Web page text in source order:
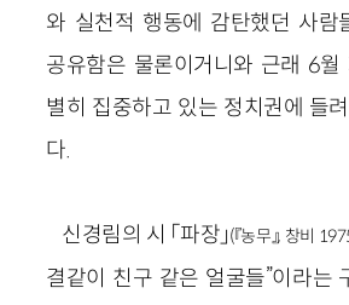
와 실천적 행동에 감탄했던 사람
공유함은 물론이거니와 근래 6월
별히 집중하고 있는 정치권에 들
다.
신경림의 시 「파장」(『농무』, 창비
결같이 친구 같은 얼굴들”이라는